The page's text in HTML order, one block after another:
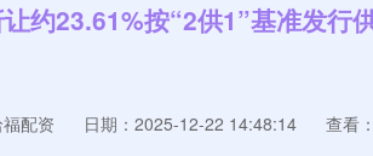
约23.61%按“2供1”基准发行
配资 日期：2025-12-22 14:48:14 查看